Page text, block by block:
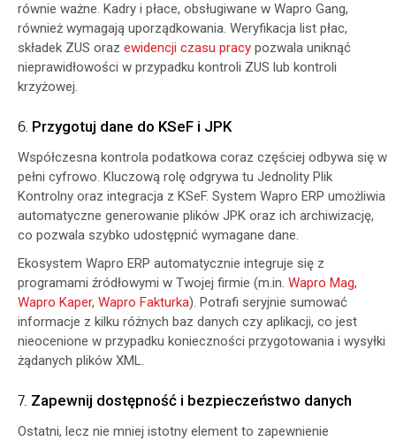
równie ważne. Kadry i płace, obsługiwane w Wapro Gang,
również wymagają uporządkowania. Weryfikacja list płac,
składek ZUS oraz ewidencji czasu pracy pozwala uniknąć
nieprawidłowości w przypadku kontroli ZUS lub kontroli
krzyżowej.
6. Przygotuj dane do KSeF i JPK
Współczesna kontrola podatkowa coraz częściej odbywa się w
pełni cyfrowo. Kluczową rolę odgrywa tu Jednolity Plik
Kontrolny oraz integracja z KSeF. System Wapro ERP umożliwia
automatyczne generowanie plików JPK oraz ich archiwizację,
co pozwala szybko udostępnić wymagane dane.
Ekosystem Wapro ERP automatycznie integruje się z
programami źródłowymi w Twojej firmie (m.in. Wapro Mag,
Wapro Kaper, Wapro Fakturka). Potrafi seryjnie sumować
informacje z kilku różnych baz danych czy aplikacji, co jest
nieocenione w przypadku konieczności przygotowania i wysyłki
żądanych plików XML.
7. Zapewnij dostępność i bezpieczeństwo danych
Ostatni, lecz nie mniej istotny element to zapewnienie